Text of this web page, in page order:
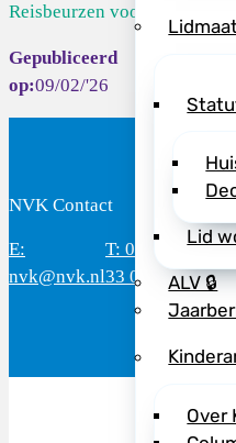
Lid
ALV 🔒
Over
Reisbeurzen voo...
09/02/'26
NVK Contact
E:
nvk@nvk.nl
T: 088 - 282
33 06